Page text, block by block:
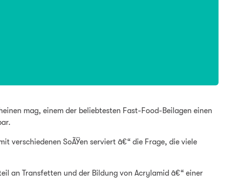
mag, einem der beliebtesten Fast-Food-Beilagen einen
verschiedenen SoÃŸen serviert â€“ die Frage, die viele
an Transfetten und der Bildung von Acrylamid â€“ einer